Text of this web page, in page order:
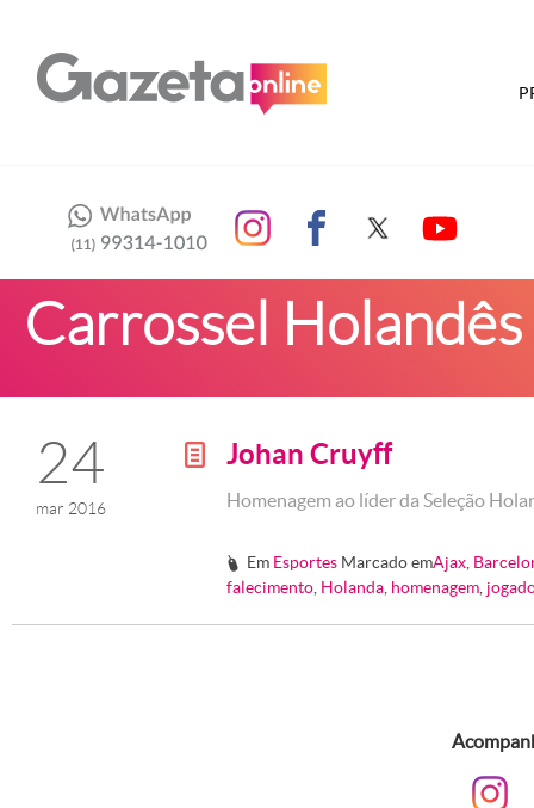
Carrossel Holandês
24
mar 2016
g Johan Cruyff
Homenagem ao líder da Seleção
# Em Esportes Marcado emAjax
falecimento Holanda homenagem